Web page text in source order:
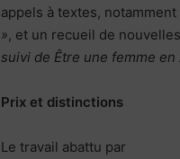
appels à textes,
», et un recueil de
suivi de Être une femme
Prix et distinctions
Le travail abattu par